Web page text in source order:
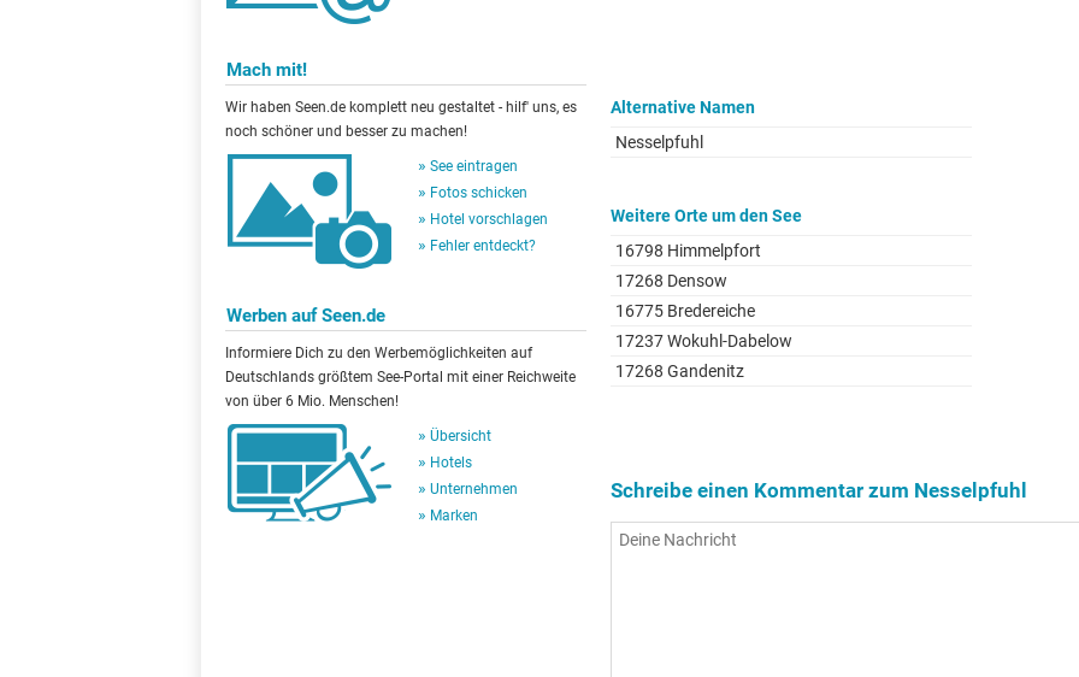
Mach mit!
Wir haben Seen.de komplett neu gestaltet - hilf' uns, es
noch schöner und besser zu machen!
See eintragen
Fotos schicken
Hotel vorschlagen
Fehler entdeckt?
Werben auf Seen.de
Informiere Dich zu den Werbemöglichkeiten auf
Deutschlands größtem See-Portal mit einer Reichweite
von über 6 Mio. Menschen!
Übersicht
Hotels
Unternehmen
Marken
Alternative Namen
Nesselpfuhl
Weitere Orte um den See
16798 Himmelpfort
17268 Densow
16775 Bredereiche
17237 Wokuhl-Dabelow
17268 Gandenitz
Schreibe einen Kommentar zum Nesselpfuhl